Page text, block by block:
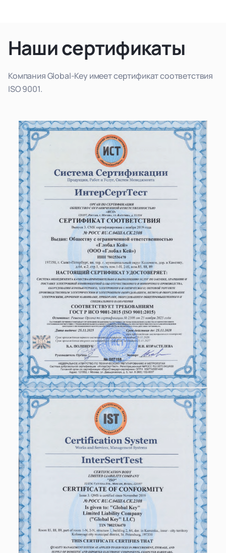
Наши сертификаты
Компания Global-Key имеет сертификат соответствия
ISO 9001.